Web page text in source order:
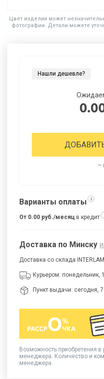
Цвет изделия может
фотографии. Детали можете
Нашли дешевле?
—
Варианты оплаты i
От 0.00 руб./месяц в кредит
Доставка по Минску
Доставка со склада
Курьером: понедельник,
Пункт выдачи: сегодня, 7
Возможность приобретения в
менеджера. Количество и
менеджера.